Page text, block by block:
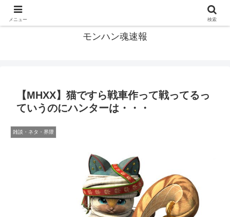
モンハン魂速報
【MHXX】猫ですら戦車作って戦ってるっ
ていうのにハンターは・・・
雑談・ネタ・界隈
メニュー 検索